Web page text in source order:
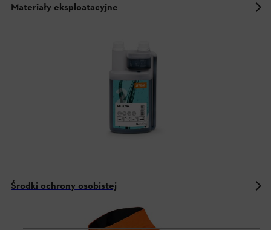
Materiały eksploatacyjne
Środki ochrony osobistej